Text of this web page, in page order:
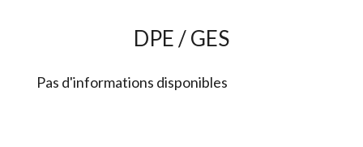
DPE / GES
Pas d'informations disponibles